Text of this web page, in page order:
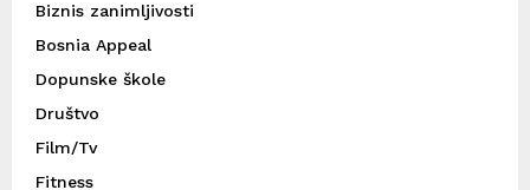
Biznis zanimljivosti
Bosnia Appeal
Dopunske škole
Društvo
Film/Tv
Fitness